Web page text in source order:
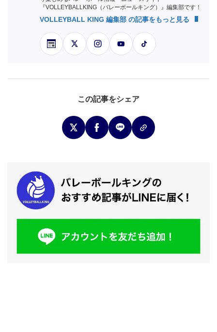
『VOLLEYBALLKING（バレーボールキング）』編集部です！
VOLLEYBALL KING 編集部 の記事をもっと見る
この記事をシェア